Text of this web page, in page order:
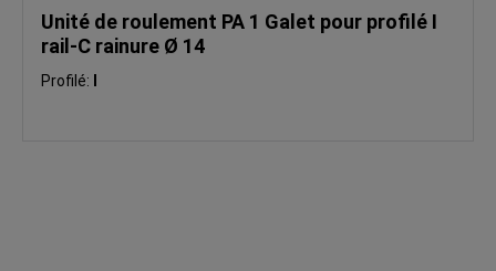
Unité de roulement PA 1 Galet pour profilé I
rail-C rainure Ø 14
Profilé: